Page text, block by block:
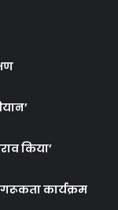
किया’
कार्यक्रम